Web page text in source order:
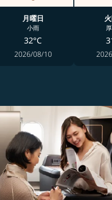
月曜日
小雨
32°C
2026/08/10